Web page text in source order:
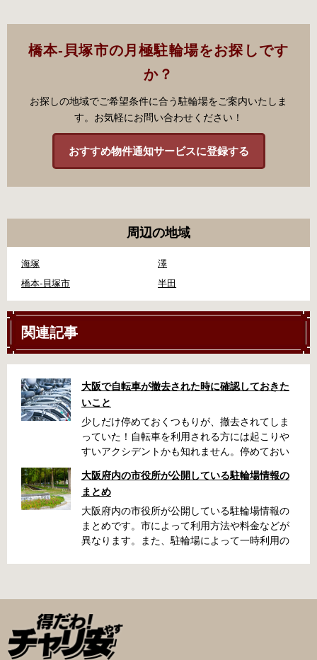
橋本-貝塚市の月極駐輪場をお探しです
か？
お探しの地域でご希望条件に合う駐輪場をご案内いたしま
す。お気軽にお問い合わせください！
おすすめ物件通知サービスに登録する
周辺の地域
海塚
澤
橋本-貝塚市
半田
関連記事
大阪で自転車が撤去された時に確認しておきた
いこと
少しだけ停めておくつもりが、撤去されてしま
っていた！自転車を利用される方には起こりや
すいアクシデントかも知れません。停めておい
い、なんてことになってしまうかも知れませ
ん。そんな時に役立つ情報をまとめました。事
前に確認しておきましょう。 守口市で撤去され
た場合 放置自転車大日保管所 住所 守口市大日
町4丁目281の3番地 電話 06-6902-2340（業務
還料 2,500円 自転車の鍵 身分証明証 守口市HP
はこちら 堺市で撤去された場合 三国ヶ丘自転車
保管返還所 住所 堺区向陵東町1丁12-15 電話 三
国ヶ丘自転車保管返還所 最寄駅 南海高野線百舌
大阪府内の市役所が公開している駐輪場情報の
まとめ
大阪府内の市役所が公開している駐輪場情報の
まとめです。市によって利用方法や料金などが
異なります。また、駐輪場によって一時利用の
自転車駐輪場 利用方法 利用登録申請書の提出
利用登録申請書を窓口に提出ではなく、Web上
での利用登録になります。 利用料金 登録手数料
不要です。 定期利用料金 西三荘駅駐輪センター